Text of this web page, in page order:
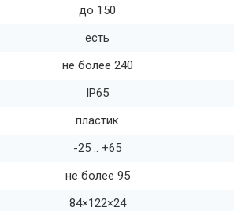
до 150
есть
не более 240
IP65
пластик
-25 .. +65
не более 95
84×122×24